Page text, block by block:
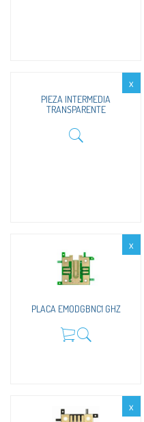
x
PIEZA INTERMEDIA
TRANSPARENTE
x
PLACA EMODGBNC1 GHZ
x